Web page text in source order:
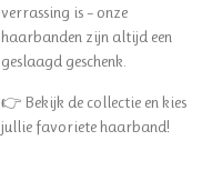
verrassing is – onze
haarbanden zijn altijd een
geslaagd geschenk.
👉 Bekijk de collectie en kies
jullie favoriete haarband!